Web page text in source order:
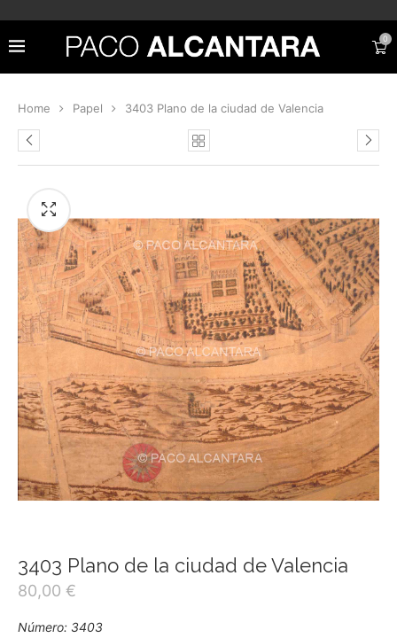
0
Home Papel 3403 Plano de la ciudad de Valencia
3403 Plano de la ciudad de Valencia
80,00 €
Número: 3403